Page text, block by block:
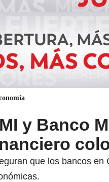
y Banco
que los bancos en